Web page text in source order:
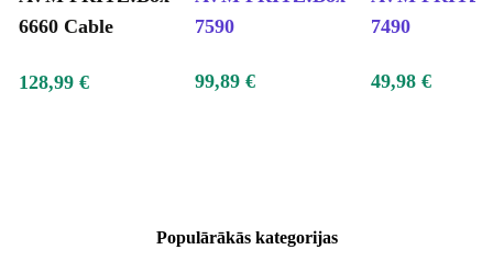
6660 Cable
7590
7490
128,99 € 99,89 € 49,98 €
Populārākās kategorijas